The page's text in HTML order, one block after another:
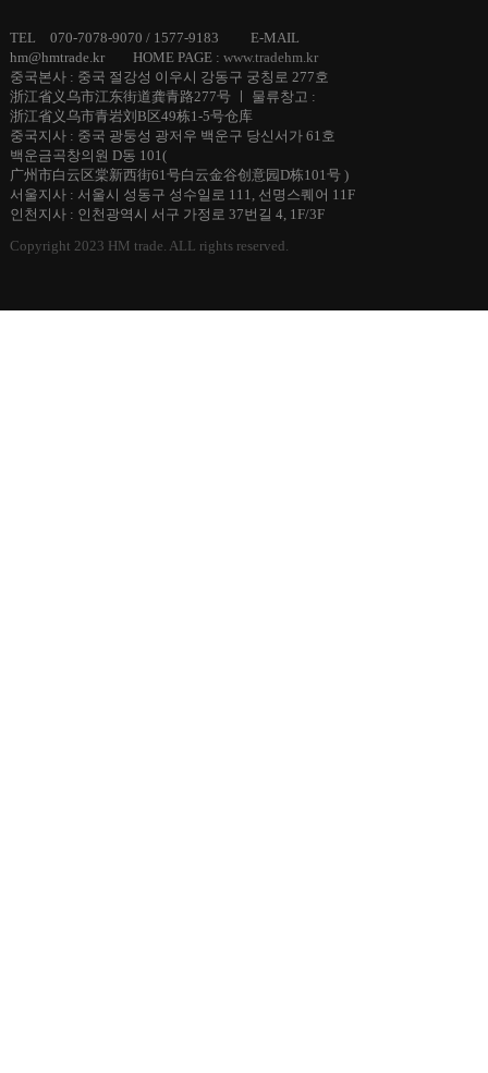
TEL 070-7078-9070 / 1577-9183 E-MAIL
hm@hmtrade.kr HOME PAGE : www.tradehm.kr
중국본사 : 중국 절강성 이우시 강동구 궁칭로 277호
浙江省义乌市江东街道龚青路277号 ㅣ 물류창고 :
浙江省义乌市青岩刘B区49栋1-5号仓库
중국지사 : 중국 광둥성 광저우 백운구 당신서가 61호
백운금곡창의원 D동 101(
广州市白云区棠新西街61号白云金谷创意园D栋101号 )
서울지사 : 서울시 성동구 성수일로 111, 선명스퀘어 11F
인천지사 : 인천광역시 서구 가정로 37번길 4, 1F/3F
Copyright 2023 HM trade. ALL rights reserved.